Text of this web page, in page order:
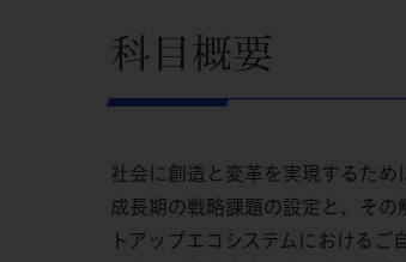
科目概要
社会に創造と変革を実現するため
成長期の戦略課題の設定と、そ
トアップエコシステムにおける